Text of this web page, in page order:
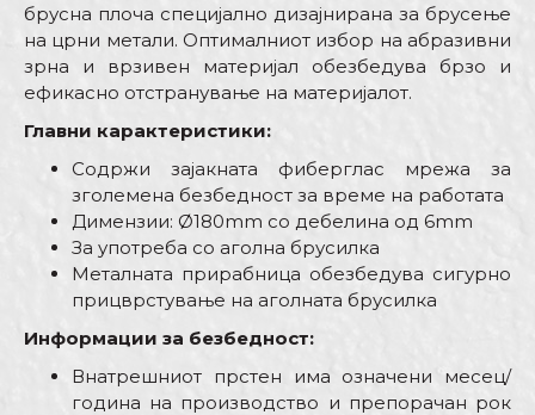
брусна плоча специјално дизајнирана за брусење
на црни метали. Оптималниот избор на абразивни
зрна и врзивен материјал обезбедува брзо и
ефикасно отстранување на материјалот.
Главни карактеристики:
Содржи зајакната фиберглас мрежа за
зголемена безбедност за време на работата
Димензии: Ø180mm со дебелина од 6mm
За употреба со аголна брусилка
Металната прирабница обезбедува сигурно
прицврстување на аголната брусилка
Информации за безбедност:
Внатрешниот прстен има означени месец/
година на производство и препорачан рок